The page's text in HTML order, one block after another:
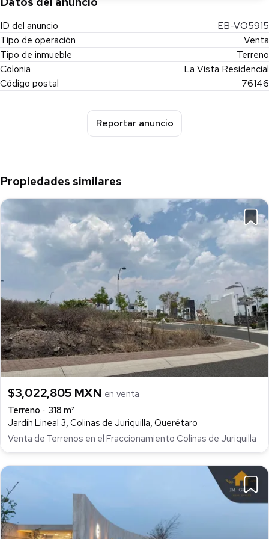
* Reserva natural
* Teatro al aire libre
* Ciclovía
* Parque central
**Información adicional:**
* Condominio Puerta La Vista II
* Entorno exclusivo y de alta plusvalía
ID del anuncio
EB-VO5915
Tipo de operación
Venta
Tipo de inmueble
Terreno
Colonia
La Vista Residencial
Código postal
76146
Reportar anuncio
Propiedades similares
$3,022,805 MXN en venta
Terreno
318 m²
Jardín Lineal 3, Colinas de Juriquilla, Querétaro
Venta de Terrenos en el Fraccionamiento Colinas de Juriquilla